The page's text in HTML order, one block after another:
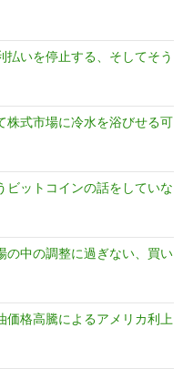
払いを停止する、そしてそう
株式市場に冷水を浴びせる可
ビットコインの話をしていな
の中の調整に過ぎない、買い
価格高騰によるアメリカ利上